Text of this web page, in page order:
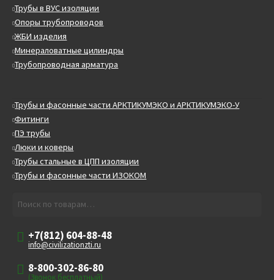
Трубы в ВУС изоляции
Опоры трубопроводов
ЖБИ изделия
Минераловатные цилиндры
Трубопроводная арматура
Трубы и фасонные части АРКТИКУМЭКО и АРКТИКУМЭКО-У
Фитинги
ПЭ трубы
Люки и коверы
Трубы стальные в ЦПП изоляции
Трубы и фасонные части ИЗОКОМ
+7(812) 604-88-48
info@civilizationzti.ru
8-800-302-86-80
(Звонок бесплатный)